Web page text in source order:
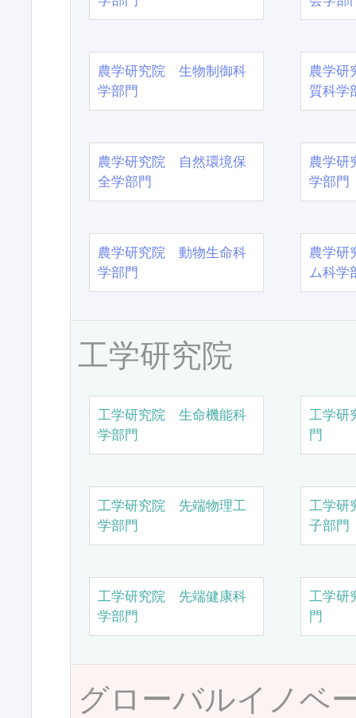
農学研究院 生物制御科
学部門
農学
質科学
農学研究院 自然環境保
全学部門
農学
学部門
農学研究院 動物生命科
学部門
農学
ム科学
工学研究院
工学研究院 生命機能科
学部門
工学研
門
工学研究院 先端物理工
学部門
工学研
子部門
工学研究院 先端健康科
学部門
工学研
門
グローバルイノベ